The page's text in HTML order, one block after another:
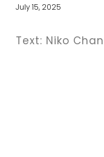
July 15, 2025
Text: Niko Chan